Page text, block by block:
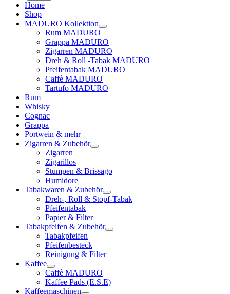
Home
Shop
MADURO Kollektion
Rum MADURO
Grappa MADURO
Zigarren MADURO
Dreh & Roll -Tabak MADURO
Pfeifentabak MADURO
Caffè MADURO
Tartufo MADURO
Rum
Whisky
Cognac
Grappa
Portwein & mehr
Zigarren & Zubehör
Zigarren
Zigarillos
Stumpen & Brissago
Humidore
Tabakwaren & Zubehör
Dreh-, Roll & Stopf-Tabak
Pfeifentabak
Papier & Filter
Tabakpfeifen & Zubehör
Tabakpfeifen
Pfeifenbesteck
Reinigung & Filter
Kaffee
Caffè MADURO
Kaffee Pads (E.S.E)
Kaffeemaschinen